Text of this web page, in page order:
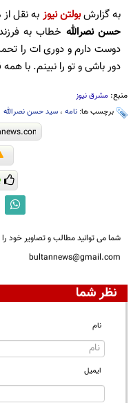
به گزارشبولتن نیوز به نقل
حسن نصرالله خطاب به
دوست دارم و دوری ات را
دور باشی و تو را نبینم. با
منبع: مشرق نیوز
برچسب ها: نامه ، سید حسن نصرالله
شما می توانید مطالب و تصاویر خود
bultannews@gmail.com
نظر شما
نام
ایمیل